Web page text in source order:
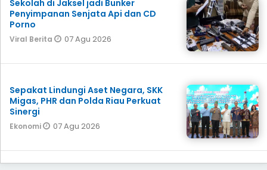
Sekolah di Jaksel jadi Bunker
Penyimpanan Senjata Api dan CD
Porno
Viral Berita 07 Agu 2026
Sepakat Lindungi Aset Negara, SKK
Migas, PHR dan Polda Riau Perkuat
Sinergi
Ekonomi 07 Agu 2026